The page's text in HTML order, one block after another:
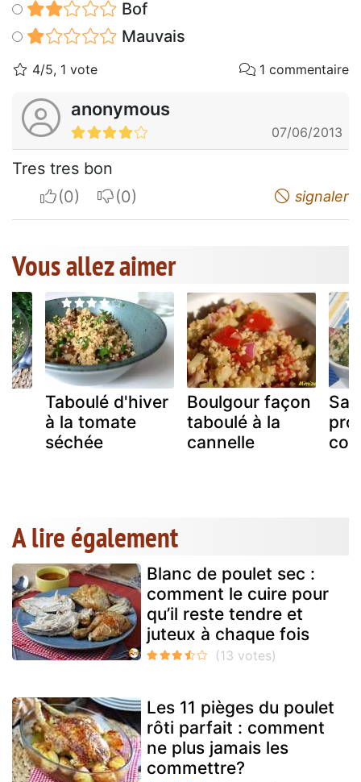
Bof
Mauvais
4/5, 1 vote 1 commentaire
anonymous
07/06/2013
Tres tres bon
I apreciateI do not appreciate signaler
Vous allez aimer
Taboulé d'hiver
à la tomate
séchée
Boulgour façon
taboulé à la
cannelle
A lire également
Blanc de poulet sec :
comment le cuire pour
qu’il reste tendre et
juteux à chaque fois
Les 11 pièges du poulet
rôti parfait : comment
ne plus jamais les
commettre?